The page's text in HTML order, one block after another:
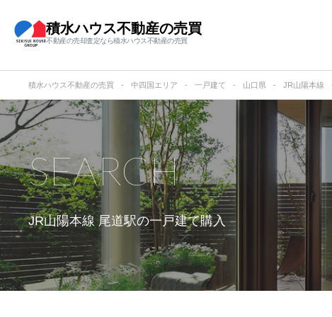
積水ハウス不動産の売買
不動産の売却査定なら積水ハウス不動産の売買
積水ハウス不動産の売買 中四国エリア 一戸建て 山口県 JR山陽本線
JR山陽本線 尾道駅の一戸建て購入
SEARCH